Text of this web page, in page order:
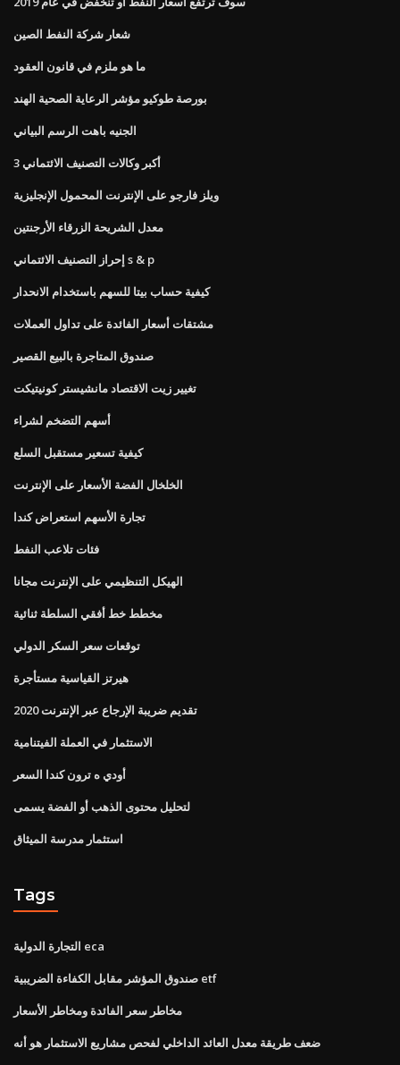
شعار شركة النفط الصين
ما هو ملزم في قانون العقود
بورصة طوكيو مؤشر الرعاية الصحية الهند
الجنيه باهت الرسم البياني
3 أكبر وكالات التصنيف الائتماني
ويلز فارجو على الإنترنت المحمول الإنجليزية
معدل الشريحة الزرقاء الأرجنتين
إحراز التصنيف الائتماني s & p
كيفية حساب بيتا للسهم باستخدام الانحدار
مشتقات أسعار الفائدة على تداول العملات
صندوق المتاجرة بالبيع القصير
تغيير زيت الاقتصاد مانشيستر كونيتيكت
أسهم التضخم لشراء
كيفية تسعير مستقبل السلع
الخلخال الفضة الأسعار على الإنترنت
تجارة الأسهم استعراض كندا
فئات تلاعب النفط
الهيكل التنظيمي على الإنترنت مجانا
مخطط خط أفقي السلطة ثنائية
توقعات سعر السكر الدولي
هيرتز القياسية مستأجرة
تقديم ضريبة الإرجاع عبر الإنترنت 2020
الاستثمار في العملة الفيتنامية
أودي ه ترون كندا السعر
لتحليل محتوى الذهب أو الفضة يسمى
استثمار مدرسة الميثاق
Tags
التجارة الدولية eca
صندوق المؤشر مقابل الكفاءة الضريبية etf
مخاطر سعر الفائدة ومخاطر الأسعار
ضعف طريقة معدل العائد الداخلي لفحص مشاريع الاستثمار هو أنه